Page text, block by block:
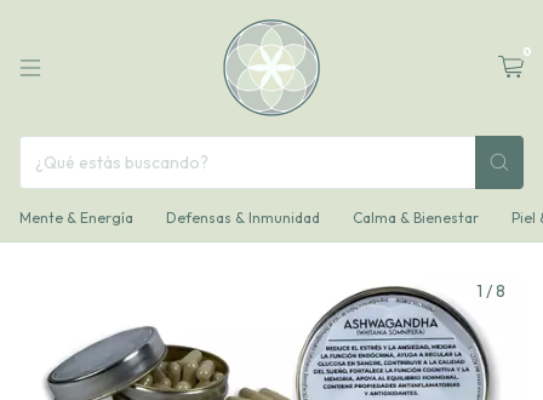
0
Mente & Energía Defensas & Inmunidad Calma & Bienestar Piel
1 /8